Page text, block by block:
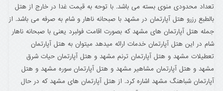
تعداد محدودی منوی بسته می باشد. با توحه به قیمت غدا در خارج از هتل
بالطبع رزرو هتل آپارتمان در مشهد با صبحانه ناهار و شام به صرفه می باشد. از
جمله هتل آپارتمان های مشهد که بصورت اقامت فولبرد یعنی با صبحانه ناهار
شام در این هتل آپارتمان خدمات ارائه میدهد میتوان به هتل آپارتمان
تعطیلات مشهد و هتل آپارتمان ترنم مشهد و هتل آپارتمان حیات شرق
مشهد و هتل آپارتمان مشاهیر مشهد و هتل آپارتمان سوره مشهد و هتل
آپارتمان شباهنگ مشهد اشاره کرد. از هتل آپارتمان های مشهد که در حال